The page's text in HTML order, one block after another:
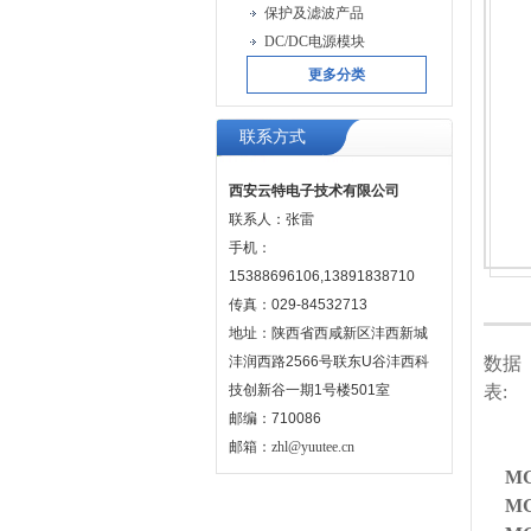
保护及滤波产品
DC/DC电源模块
更多分类
联系方式
西安云特电子技术有限公司
联系人：张雷
手机：
15388696106,13891838710
传真：029-84532713
地址：陕西省西咸新区沣西新城
沣润西路2566号联东U谷沣西科
技创新谷一期1号楼501室
邮编：710086
邮箱： zhl@yuutee.cn
数据
表: